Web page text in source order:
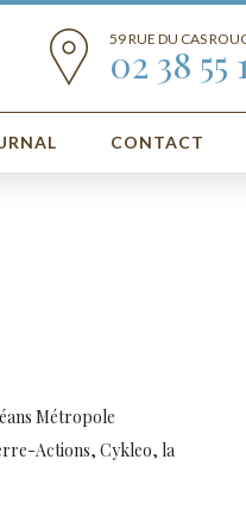
59 RUE DU CAS
02 38 55
CONTACT
Métropole
Actions, Cykleo, la